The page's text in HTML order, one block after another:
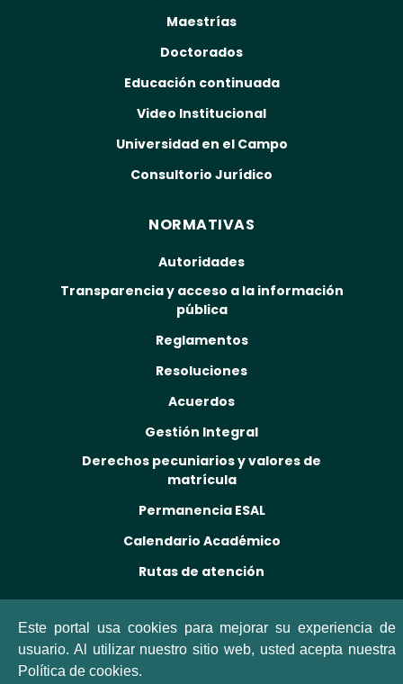
Maestrías
Doctorados
Educación continuada
Video Institucional
Universidad en el Campo
Consultorio Jurídico
NORMATIVAS
Autoridades
Transparencia y acceso a la información
pública
Reglamentos
Resoluciones
Acuerdos
Gestión Integral
Derechos pecuniarios y valores de
matrícula
Permanencia ESAL
Calendario Académico
Rutas de atención
Este portal usa cookies para mejorar su experiencia de
usuario. Al utilizar nuestro sitio web, usted acepta nuestra
Política de cookies.